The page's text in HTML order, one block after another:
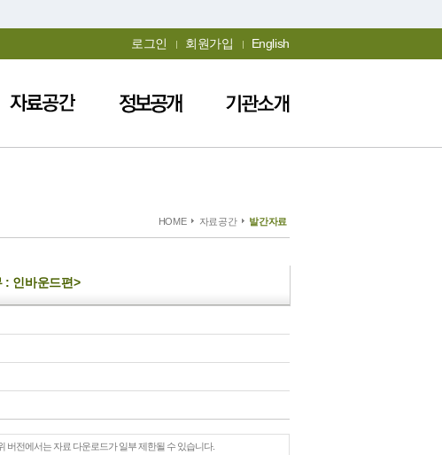
로그인 회원가입 English
HOME 자료공간 발간자료
: 인바운드편>
버전에서는 자료 다운로드가 일부 제한될 수 있습니다.